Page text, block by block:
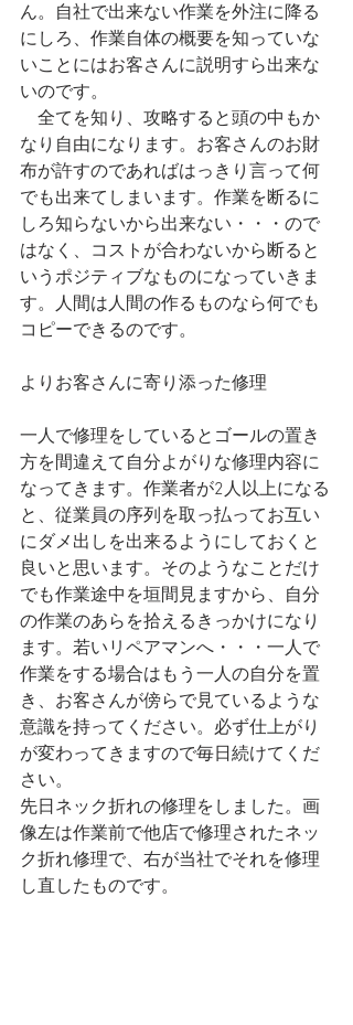
ん。自社で出来ない作業を外注に降る
にしろ、作業自体の概要を知っていな
いことにはお客さんに説明すら出来な
いのです。
全てを知り、攻略すると頭の中もか
なり自由になります。お客さんのお財
布が許すのであればはっきり言って何
でも出来てしまいます。作業を断るに
しろ知らないから出来ない・・・ので
はなく、コストが合わないから断ると
いうポジティブなものになっていきま
す。人間は人間の作るものなら何でも
コピーできるのです。
よりお客さんに寄り添った修理
一人で修理をしているとゴールの置き
方を間違えて自分よがりな修理内容に
なってきます。作業者が2人以上になる
と、従業員の序列を取っ払ってお互い
にダメ出しを出来るようにしておくと
良いと思います。そのようなことだけ
でも作業途中を垣間見ますから、自分
の作業のあらを拾えるきっかけになり
ます。若いリペアマンへ・・・一人で
作業をする場合はもう一人の自分を置
き、お客さんが傍らで見ているような
意識を持ってください。必ず仕上がり
が変わってきますので毎日続けてくだ
さい。
先日ネック折れの修理をしました。画
像左は作業前で他店で修理されたネッ
ク折れ修理で、右が当社でそれを修理
し直したものです。